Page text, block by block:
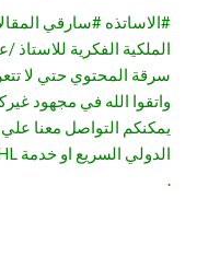
#الاساتذه #سارقي
الملكية الفكرية
سرقة المحتوي حتي لا
واتقوا الله في مجهود
يمكنكم التواصل معنا علي
.